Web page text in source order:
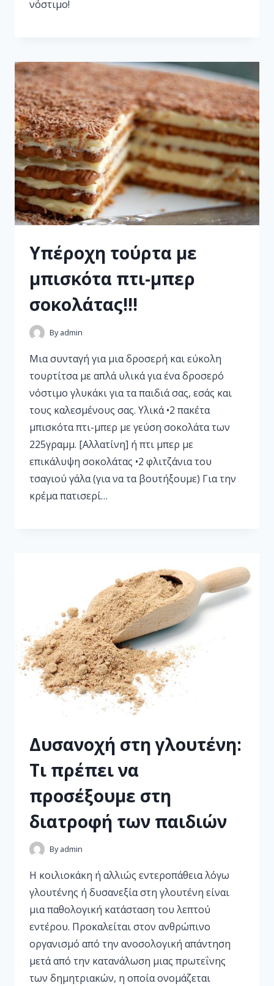
νόστιμο!
Υπέροχη τούρτα με
μπισκότα πτι-μπερ
σοκολάτας!!!
By admin
Μια συνταγή για μια δροσερή και εύκολη
τουρτίτσα με απλά υλικά για ένα δροσερό
νόστιμο γλυκάκι για τα παιδιά σας, εσάς και
τους καλεσμένους σας. Υλικά •2 πακέτα
μπισκότα πτι-μπερ με γεύση σοκολάτα των
225γραμμ. [Αλλατίνη] ή πτι μπερ με
επικάλυψη σοκολάτας •2 φλιτζάνια του
τσαγιού γάλα (για να τα βουτήξουμε) Για την
κρέμα πατισερί…
Δυσανοχή στη γλουτένη:
Τι πρέπει να
προσέξουμε στη
διατροφή των παιδιών
By admin
Η κοιλιοκάκη ή αλλιώς εντεροπάθεια λόγω
γλουτένης ή δυσανεξία στη γλουτένη είναι
μια παθολογική κατάσταση του λεπτού
εντέρου. Προκαλείται στον ανθρώπινο
οργανισμό από την ανοσολογική απάντηση
μετά από την κατανάλωση μιας πρωτεΐνης
των δημητριακών, η οποία ονομάζεται